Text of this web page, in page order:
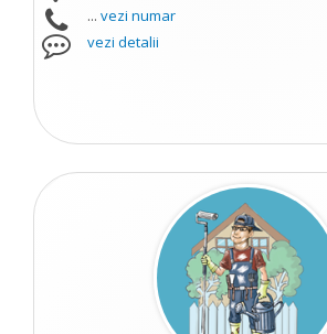
... vezi numar
vezi detalii